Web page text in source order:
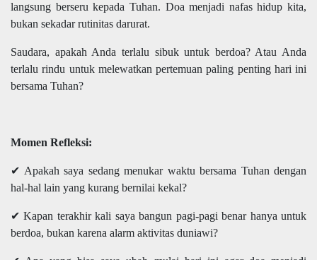
langsung berseru kepada Tuhan. Doa menjadi nafas hidup kita,
bukan sekadar rutinitas darurat.
Saudara, apakah Anda terlalu sibuk untuk berdoa? Atau Anda
terlalu rindu untuk melewatkan pertemuan paling penting hari ini
bersama Tuhan?
Momen Refleksi:
✔ Apakah saya sedang menukar waktu bersama Tuhan dengan
hal-hal lain yang kurang bernilai kekal?
✔ Kapan terakhir kali saya bangun pagi-pagi benar hanya untuk
berdoa, bukan karena alarm aktivitas duniawi?